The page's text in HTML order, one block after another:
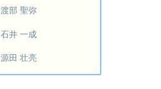
渡部 聖弥
石井 一成
源田 壮亮